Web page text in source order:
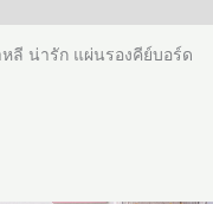
ลี น่ารัก แผ่นรองคีย์บอร์ด